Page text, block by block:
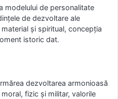
modelului de personalitate
de dezvoltare ale
și spiritual, concepția
istoric dat.
dezvoltarea armonioasă
fizic și militar, valorile